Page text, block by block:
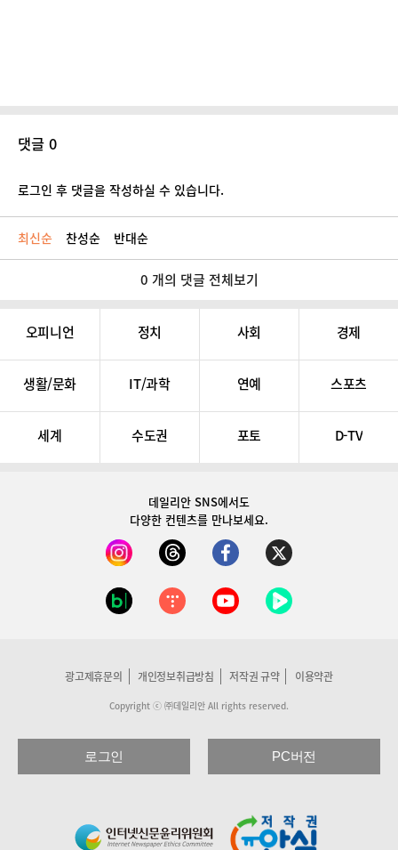
댓글 0
로그인 후 댓글을 작성하실 수 있습니다.
최신순 찬성순 반대순
0 개의 댓글 전체보기
오피니언 정치 사회 경제
생활/문화 IT/과학 연예 스포츠
세계 수도권 포토 D-TV
데일리안 SNS에서도
다양한 컨텐츠를 만나보세요.
광고제휴문의 개인정보취급방침 저작권 규약 이용약관
Copyright ⓒ ㈜데일리안 All rights reserved.
로그인 PC버전